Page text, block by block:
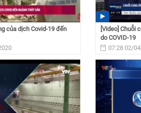
của dịch Covid-19 đến
[Video] Chuỗi
do COVID-19
07:28 02/